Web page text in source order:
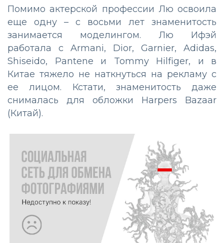
Помимо актерской профессии Лю освоила
еще одну – с восьми лет знаменитость
занимается моделингом. Лю Ифэй
работала с Armani, Dior, Garnier, Adidas,
Shiseido, Pantene и Tommy Hilfiger, и в
Китае тяжело не наткнуться на рекламу с
ее лицом. Кстати, знаменитость даже
снималась для обложки Harpers Bazaar
(Китай).